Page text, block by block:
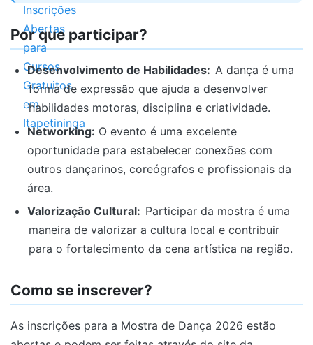
Por que participar?
Desenvolvimento de Habilidades: A dança é uma
forma de expressão que ajuda a desenvolver
habilidades motoras, disciplina e criatividade.
Networking: O evento é uma excelente
oportunidade para estabelecer conexões com
outros dançarinos, coreógrafos e profissionais da
área.
Valorização Cultural: Participar da mostra é uma
maneira de valorizar a cultura local e contribuir
para o fortalecimento da cena artística na região.
Como se inscrever?
As inscrições para a Mostra de Dança 2026 estão